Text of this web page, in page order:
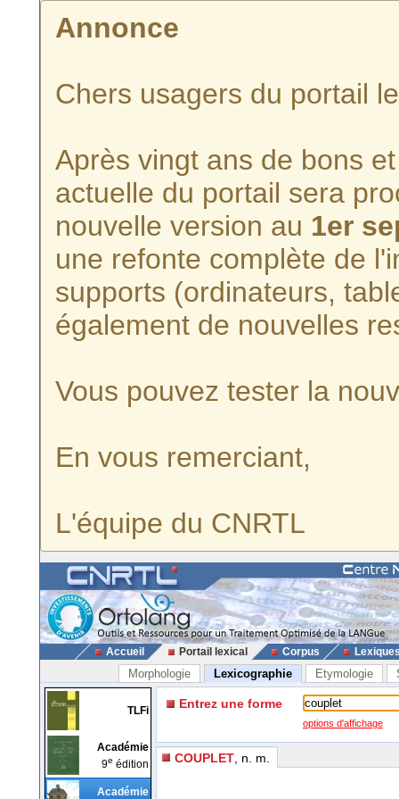
Annonce
Chers usagers du portail
Après vingt ans de bons
actuelle du portail sera
nouvelle version au 1er
une refonte complète de
supports (ordinateurs,
également de nouvelles
Vous pouvez tester la
En vous remerciant,
L'équipe du CNRTL
Accueil Portail lexical Corpus
Morphologie Lexicographie Etymologie
TLFi
Académie
9e édition
Académie
Entrez une forme
options d'affichage
COUPLET , n. m.